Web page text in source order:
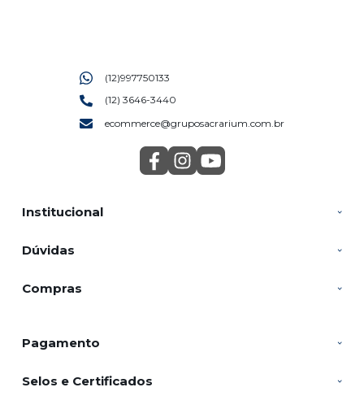
Institucional
Dúvidas
Compras
(12)997750133
(12) 3646-3440
ecommerce@gruposacrarium.com.br
Pagamento
Selos e Certificados